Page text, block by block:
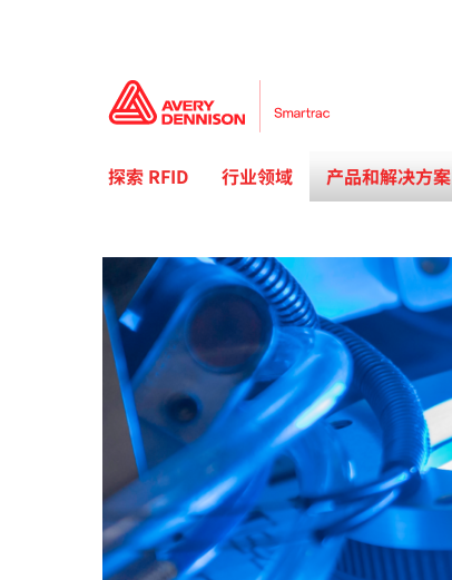
探索 RFID 行业领域 产品和解决方案